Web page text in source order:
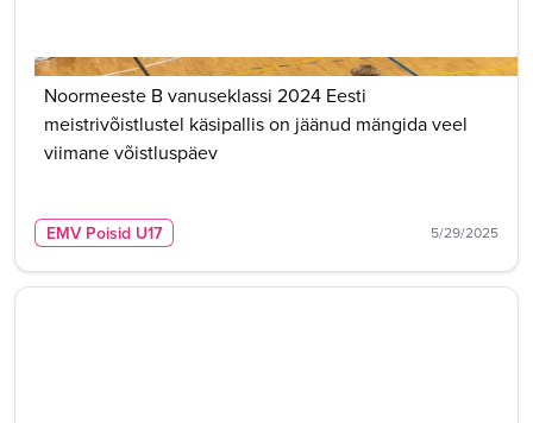
Noormeeste B vanuseklassi 2024 Eesti
meistrivõistlustel käsipallis on jäänud mängida veel
viimane võistluspäev
EMV Poisid U17 5/29/2025